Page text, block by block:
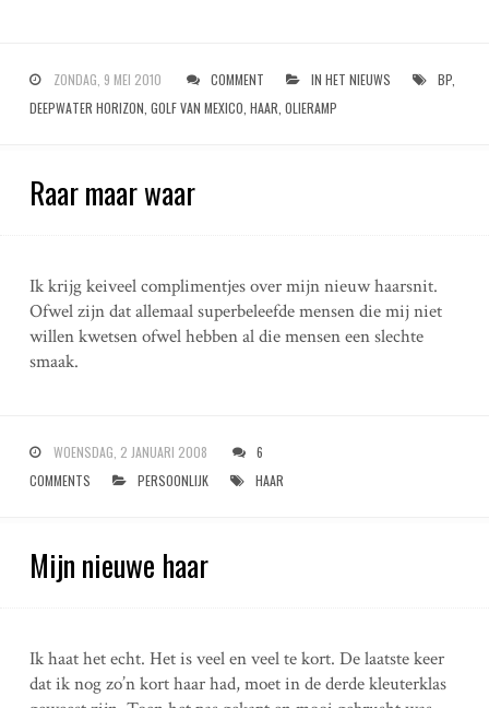
ZONDAG, 9 MEI 2010 COMMENT IN HET NIEUWS BP,
DEEPWATER HORIZON GOLF VAN MEXICO HAAR OLIERAMP
Raar maar waar
Ik krijg keiveel complimentjes over mijn nieuw haarsnit.
Ofwel zijn dat allemaal superbeleefde mensen die mij niet
willen kwetsen ofwel hebben al die mensen een slechte
smaak.
WOENSDAG, 2 JANUARI 2008
6
COMMENTS
PERSOONLIJK HAAR
Mijn nieuwe haar
Ik haat het echt. Het is veel en veel te kort. De laatste keer
dat ik nog zo’n kort haar had, moet in de derde kleuterklas